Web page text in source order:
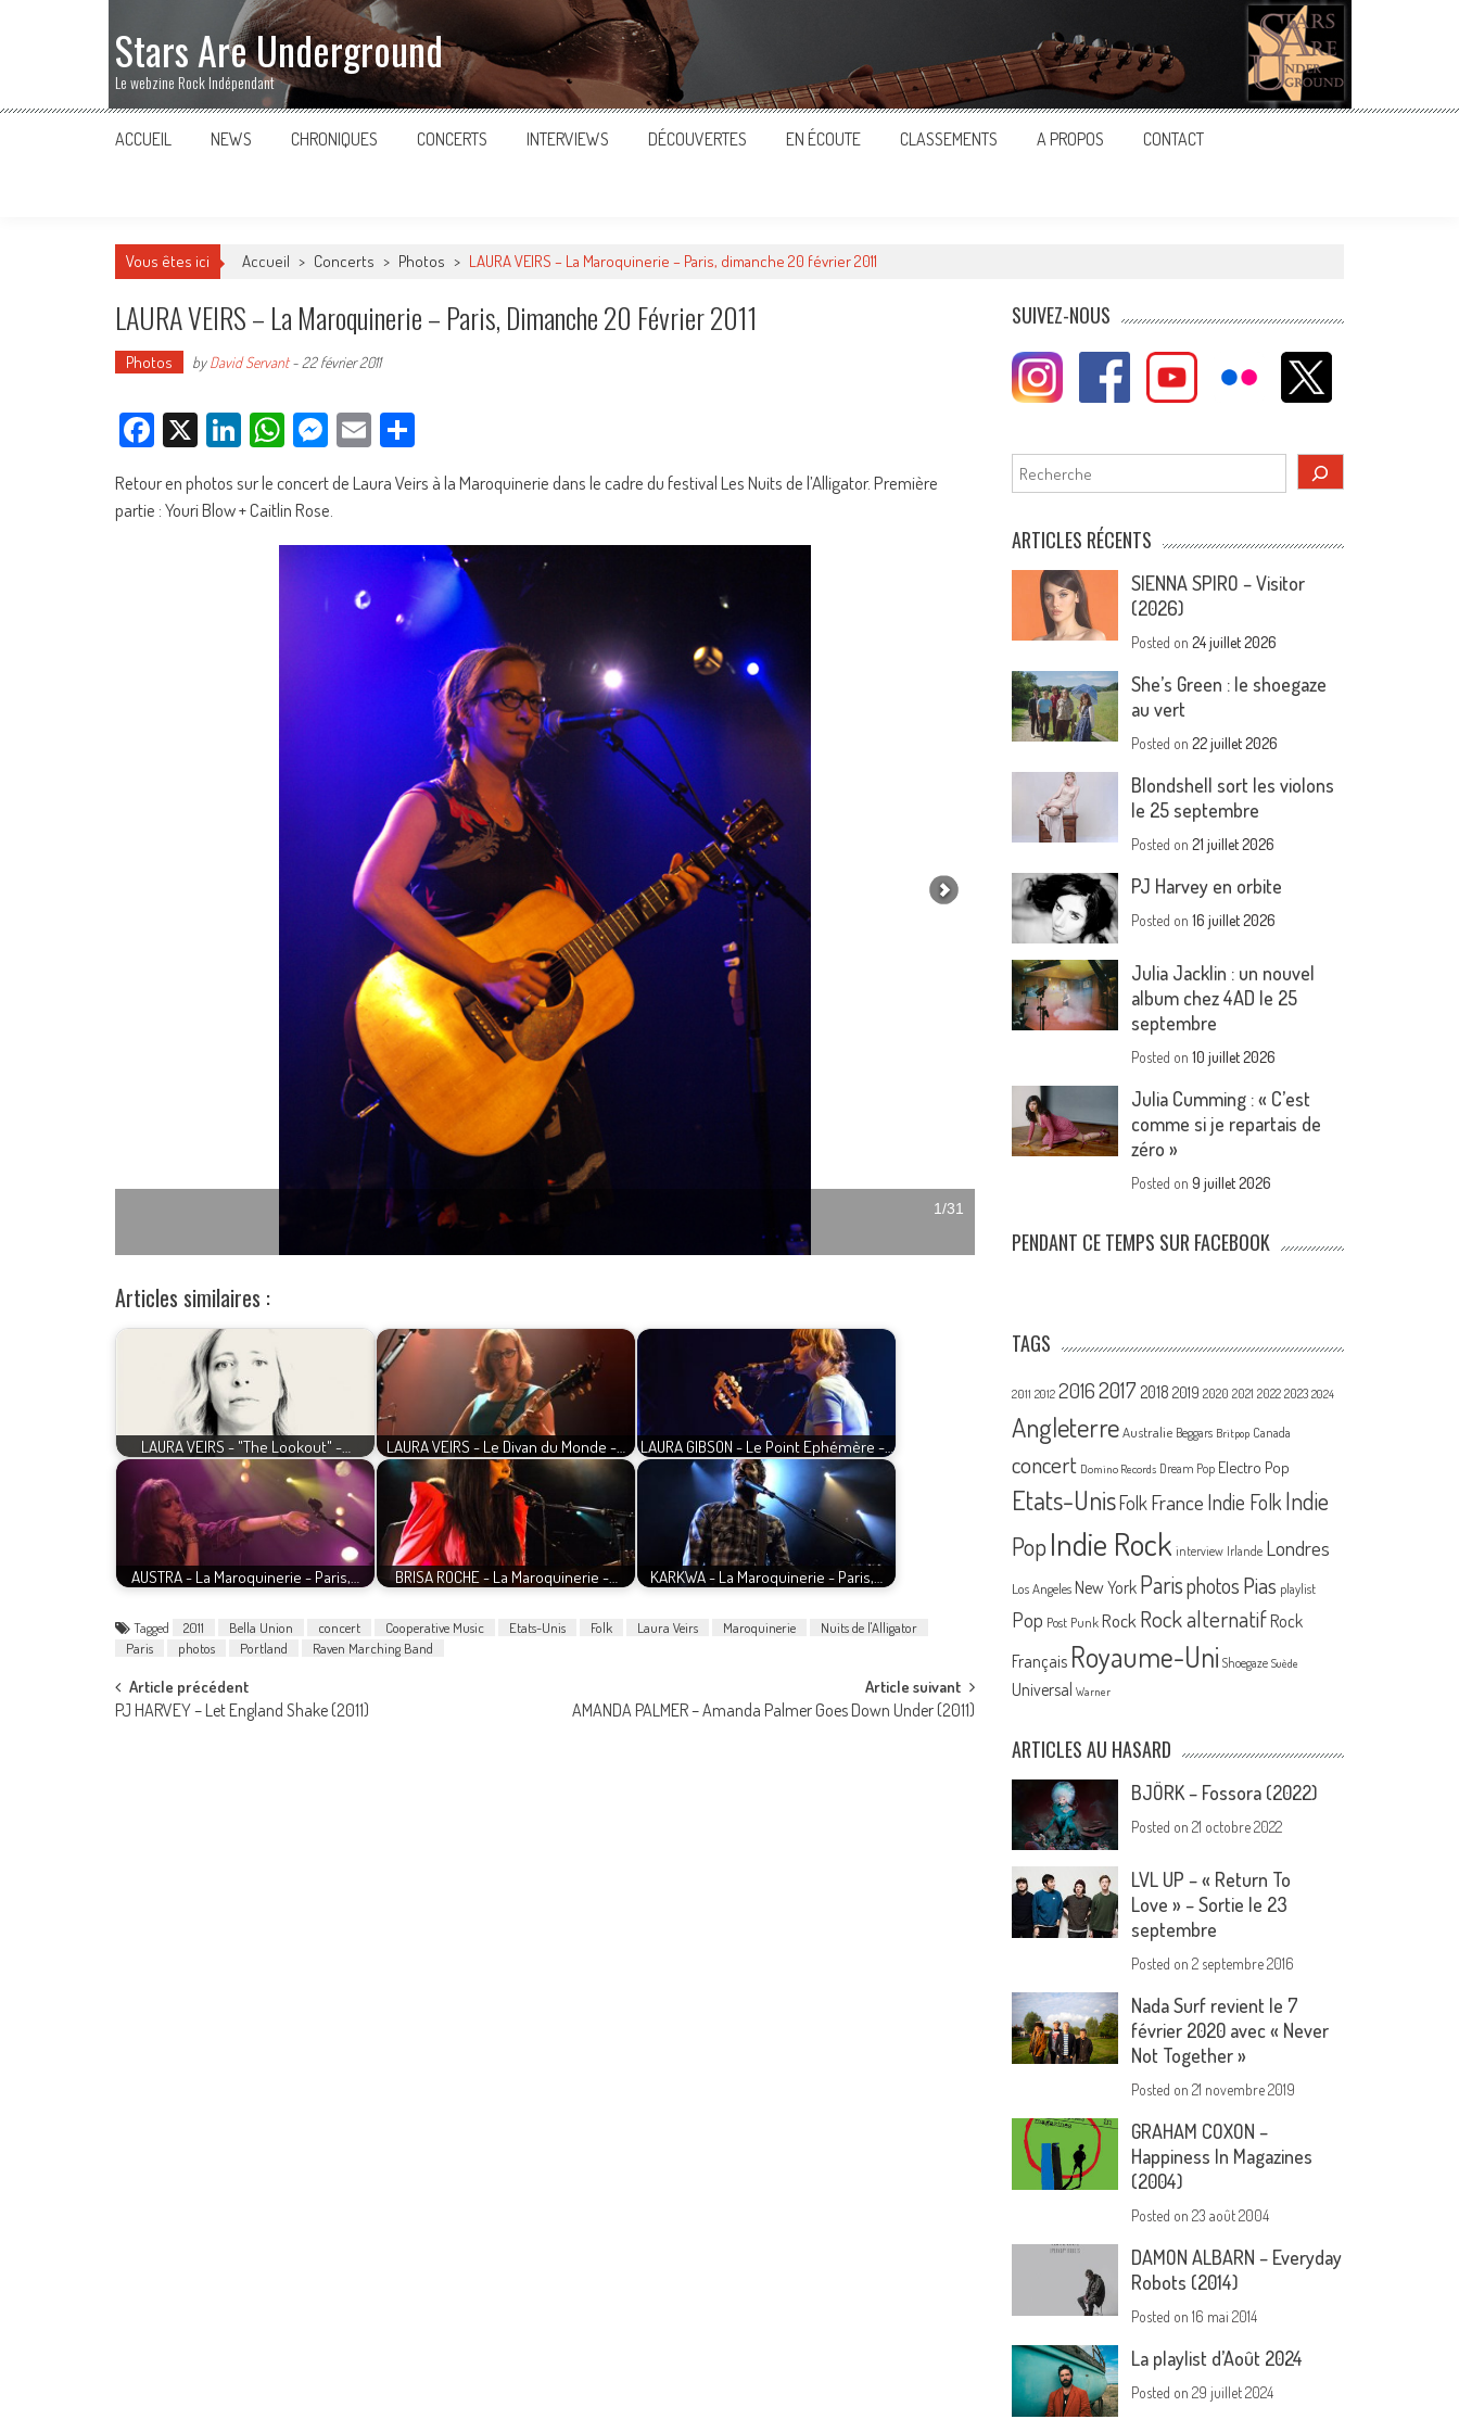
Stars Are Underground
Le webzine Rock Indépendant
ACCUEIL NEWS CHRONIQUES CONCERTS INTERVIEWS DÉCOUVERTES EN ÉCOUTE CLASSEMENTS A PROPOS CONTACT
Vous êtes ici Accueil > Concerts > Photos > LAURA VEIRS – La Maroquinerie – Paris, dimanche 20 février 2011
LAURA VEIRS – La Maroquinerie – Paris, Dimanche 20 Février 2011
Photos byDavid Servant- 22 février 2011
Facebook
X LinkedIn
WhatsApp
Messenger
Email
Retour en photos sur le concert de Laura Veirs à la Maroquinerie dans le cadre du festival Les Nuits de l’Alligator. Première
partie : Youri Blow + Caitlin Rose.
Articles similaires :
LAURA VEIRS - "The Lookout" -… LAURA VEIRS - Le Divan du Monde -… LAURA GIBSON - Le Point Ephémère -…
AUSTRA - La Maroquinerie - Paris,… BRISA ROCHE - La Maroquinerie -… KARKWA - La Maroquinerie - Paris,…
Tagged 2011 Bella Union concert Cooperative Music Etats-Unis Folk Laura Veirs Maroquinerie
Nuits de l'Alligator
Paris
photos Portland Raven Marching Band
Post
Article précédent
PJ HARVEY – Let England Shake (2011)
Article suivant
AMANDA PALMER – Amanda Palmer Goes Down Under (2011)
SUIVEZ-NOUS
Rechercher
ARTICLES RÉCENTS
SIENNA SPIRO – Visitor
(2026)
Posted on24 juillet 2026
She’s Green : le shoegaze
au vert
Posted on22 juillet 2026
Blondshell sort les violons
le 25 septembre
Posted on21 juillet 2026
PJ Harvey en orbite
Posted on16 juillet 2026
Julia Jacklin : un nouvel
album chez 4AD le 25
septembre
Posted on10 juillet 2026
Julia Cumming : « C’est
comme si je repartais de
zéro »
Posted on9 juillet 2026
PENDANT CE TEMPS SUR FACEBOOK
TAGS
2011 2012 20162017 2018 2019 2020 2021 2022 2023 2024
Angleterre Australie Beggars Britpop Canada
concert Domino Records Dream Pop Electro Pop
Etats-UnisFolk France Indie FolkIndie
PopIndie Rock interview Irlande Londres
Los Angeles New York Parisphotos Pias playlist
Pop Post Punk Rock Rock alternatif Rock
Français Royaume-Uni Shoegaze Suède
Universal Warner
ARTICLES AU HASARD
BJÖRK – Fossora (2022)
Posted on21 octobre 2022
LVL UP – « Return To
Love » – Sortie le 23
septembre
Posted on2 septembre 2016
Nada Surf revient le 7
février 2020 avec « Never
Not Together »
Posted on21 novembre 2019
GRAHAM COXON –
Happiness In Magazines
(2004)
Posted on23 août 2004
DAMON ALBARN – Everyday
Robots (2014)
Posted on16 mai 2014
La playlist d’Août 2024
Posted on29 juillet 2024